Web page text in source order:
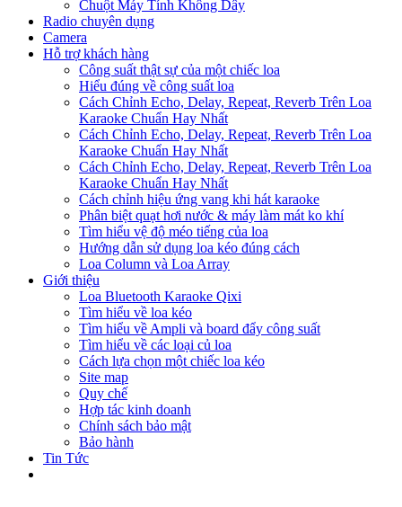
Chuột Máy Tính Không Dây
Radio chuyên dụng
Camera
Hỗ trợ khách hàng
Công suất thật sự của một chiếc loa
Hiểu đúng về công suất loa
Cách Chỉnh Echo, Delay, Repeat, Reverb Trên Loa
Karaoke Chuẩn Hay Nhất
Cách Chỉnh Echo, Delay, Repeat, Reverb Trên Loa
Karaoke Chuẩn Hay Nhất
Cách Chỉnh Echo, Delay, Repeat, Reverb Trên Loa
Karaoke Chuẩn Hay Nhất
Cách chỉnh hiệu ứng vang khi hát karaoke
Phân biệt quạt hơi nước & máy làm mát ko khí
Tìm hiểu vệ độ méo tiếng của loa
Hướng dẫn sử dụng loa kéo đúng cách
Loa Column và Loa Array
Giới thiệu
Loa Bluetooth Karaoke Qixi
Tìm hiểu về loa kéo
Tìm hiểu về Ampli và board đẩy công suất
Tìm hiểu về các loại củ loa
Cách lựa chọn một chiếc loa kéo
Site map
Quy chế
Hợp tác kinh doanh
Chính sách bảo mật
Bảo hành
Tin Tức